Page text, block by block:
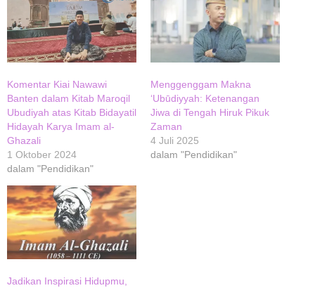
Komentar Kiai Nawawi
Banten dalam Kitab Maroqil
Ubudiyah atas Kitab Bidayatil
Hidayah Karya Imam al-
Ghazali
1 Oktober 2024
dalam "Pendidikan"
Menggenggam Makna
‘Ubūdiyyah: Ketenangan
Jiwa di Tengah Hiruk Pikuk
Zaman
4 Juli 2025
dalam "Pendidikan"
Jadikan Inspirasi Hidupmu,